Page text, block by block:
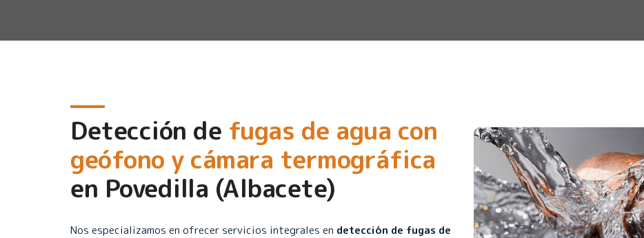
Detección de fugas de agua con
geófono y cámara termográfica
en Povedilla (Albacete)
Nos especializamos en ofrecer servicios integrales en detección de fugas de